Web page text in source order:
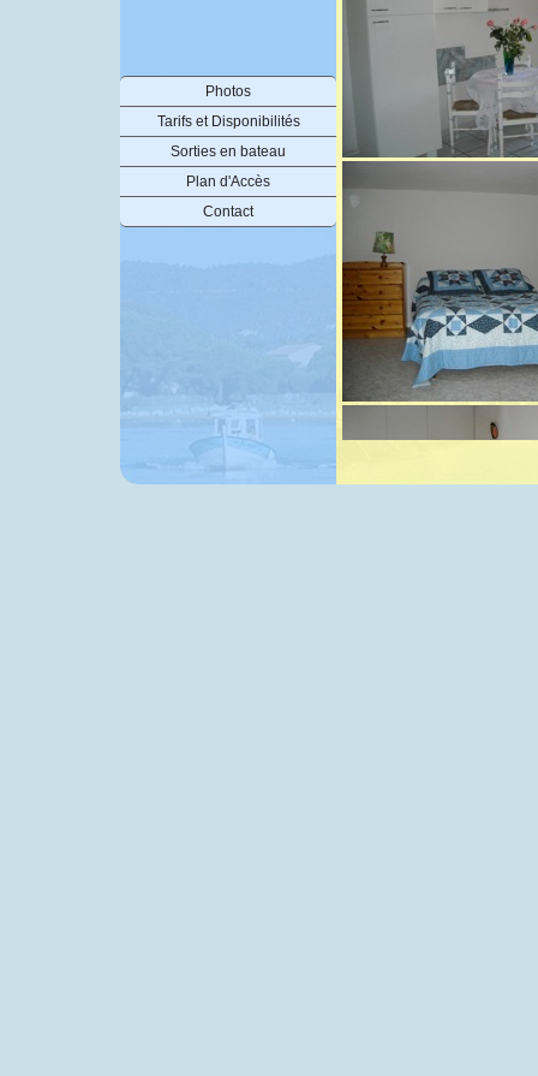
Photos
Tarifs et Disponibilités
Sorties en bateau
Plan d'Accès
Contact